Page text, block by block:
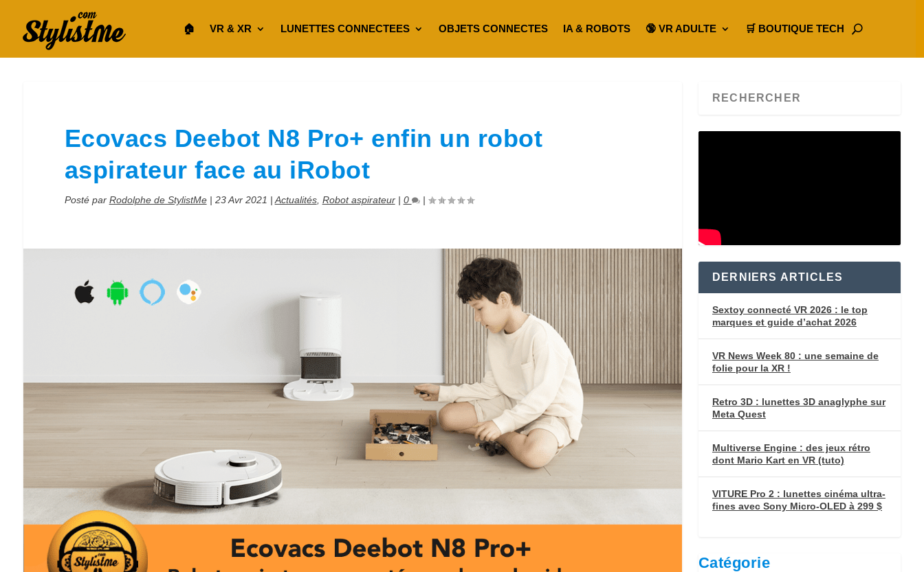
🏠︎ VR & XR LUNETTES CONNECTEES OBJETS CONNECTES IA & ROBOTS 🔞 VR ADULTE 🛒 BOUTIQUE TECH
Ecovacs Deebot N8 Pro+ enfin un robot
aspirateur face au iRobot
Posté par Rodolphe de StylistMe| 23 Avr 2021 | Actualités, Robot aspirateur| 0 |
DERNIERS ARTICLES
Sextoy connecté VR 2026 : le top
marques et guide d’achat 2026
VR News Week 80 : une semaine de
folie pour la XR !
Retro 3D : lunettes 3D anaglyphe sur
Meta Quest
Multiverse Engine : des jeux rétro
dont Mario Kart en VR (tuto)
VITURE Pro 2 : lunettes cinéma ultra-
fines avec Sony Micro-OLED à 299 $
Catégorie